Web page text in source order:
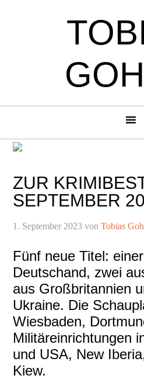
ZUR
SEPTEMBER
1. September 2023 vonTobias
Fünf neue Titel:
Deutschand, zwei
aus Großbritannien
Ukraine. Die
Wiesbaden,
Militäreinrichtungen
und USA, New
Kiew.